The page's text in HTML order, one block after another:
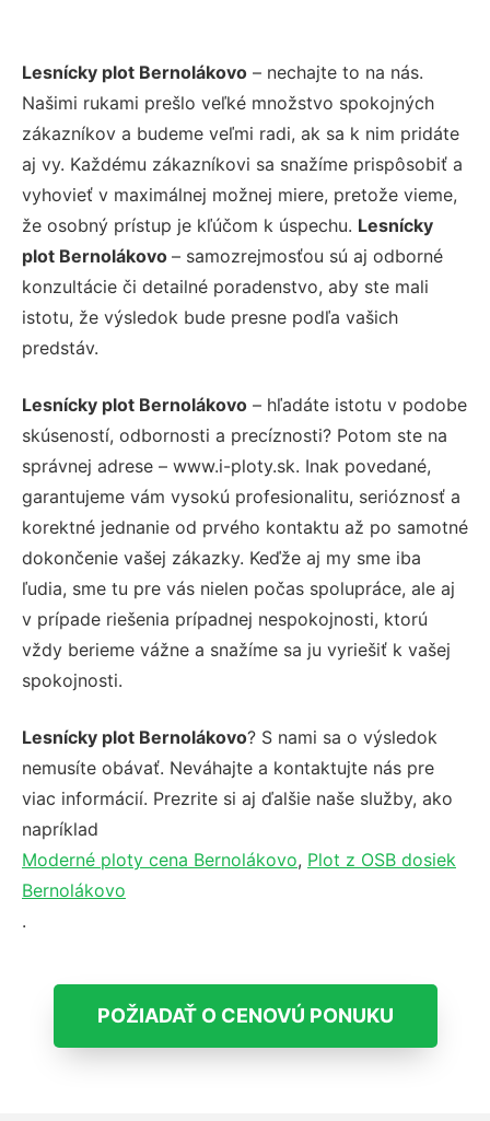
Lesnícky plot Bernolákovo – nechajte to na nás.
Našimi rukami prešlo veľké množstvo spokojných
zákazníkov a budeme veľmi radi, ak sa k nim pridáte
aj vy. Každému zákazníkovi sa snažíme prispôsobiť a
vyhovieť v maximálnej možnej miere, pretože vieme,
že osobný prístup je kľúčom k úspechu. Lesnícky
plot Bernolákovo – samozrejmosťou sú aj odborné
konzultácie či detailné poradenstvo, aby ste mali
istotu, že výsledok bude presne podľa vašich
predstáv.
Lesnícky plot Bernolákovo – hľadáte istotu v podobe
skúseností, odbornosti a precíznosti? Potom ste na
správnej adrese – www.i-ploty.sk. Inak povedané,
garantujeme vám vysokú profesionalitu, serióznosť a
korektné jednanie od prvého kontaktu až po samotné
dokončenie vašej zákazky. Keďže aj my sme iba
ľudia, sme tu pre vás nielen počas spolupráce, ale aj
v prípade riešenia prípadnej nespokojnosti, ktorú
vždy berieme vážne a snažíme sa ju vyriešiť k vašej
spokojnosti.
Lesnícky plot Bernolákovo? S nami sa o výsledok
nemusíte obávať. Neváhajte a kontaktujte nás pre
viac informácií. Prezrite si aj ďalšie naše služby, ako
napríklad
Moderné ploty cena Bernolákovo, Plot z OSB dosiek
Bernolákovo
.
POŽIADAŤ O CENOVÚ PONUKU